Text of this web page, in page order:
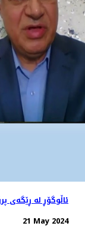
ئاڵوگۆڕ لە ڕێگەی
21 May 2024